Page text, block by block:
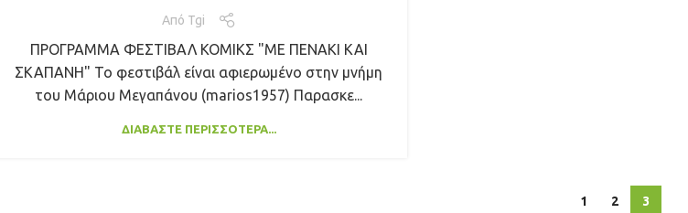
Από Tgi
ΠΡΟΓΡΑΜΜΑ ΦΕΣΤΙΒΑΛ ΚΟΜΙΚΣ "ΜΕ ΠΕΝΑΚΙ ΚΑΙ
ΣΚΑΠΑΝΗ" Το φεστιβάλ είναι αφιερωμένο στην μνήμη
του Μάριου Μεγαπάνου (marios1957) Παρασκε...
ΔΙΑΒΆΣΤΕ ΠΕΡΙΣΣΌΤΕΡΑ...
1 2 3